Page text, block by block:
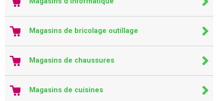
Magasins de bricolage outillage
Magasins de chaussures
Magasins de cuisines